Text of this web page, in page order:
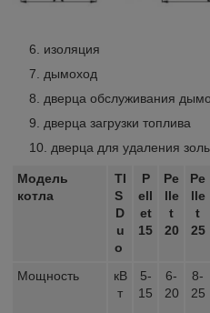
изоляция
дымоход
дверца обслуживания
дверца загрузки топлива
дверца для удаления
Модель
котла
TI
S
D
u
o
P
ell
et
15
Pe
lle
t
20
Pe
lle
t
25
Мощность
кВ
т
5-
15
6-
20
8-
25